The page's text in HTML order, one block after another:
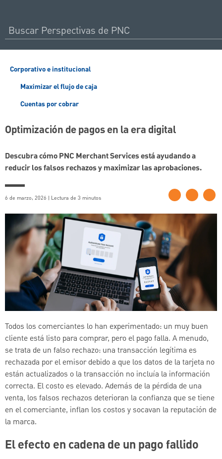
Corporativo e institucional
Maximizar el flujo de caja
Cuentas por cobrar
Optimización de pagos en la era digital
Descubra cómo PNC Merchant Services está ayudando a
reducir los falsos rechazos y maximizar las aprobaciones.
6 de marzo, 2026 | Lectura de 3 minutos
Todos los comerciantes lo han experimentado: un muy buen
cliente está listo para comprar, pero el pago falla. A menudo,
se trata de un falso rechazo: una transacción legítima es
rechazada por el emisor debido a que los datos de la tarjeta no
están actualizados o la transacción no incluía la información
correcta. El costo es elevado. Además de la pérdida de una
venta, los falsos rechazos deterioran la confianza que se tiene
en el comerciante, inflan los costos y socavan la reputación de
la marca.
El efecto en cadena de un pago fallido